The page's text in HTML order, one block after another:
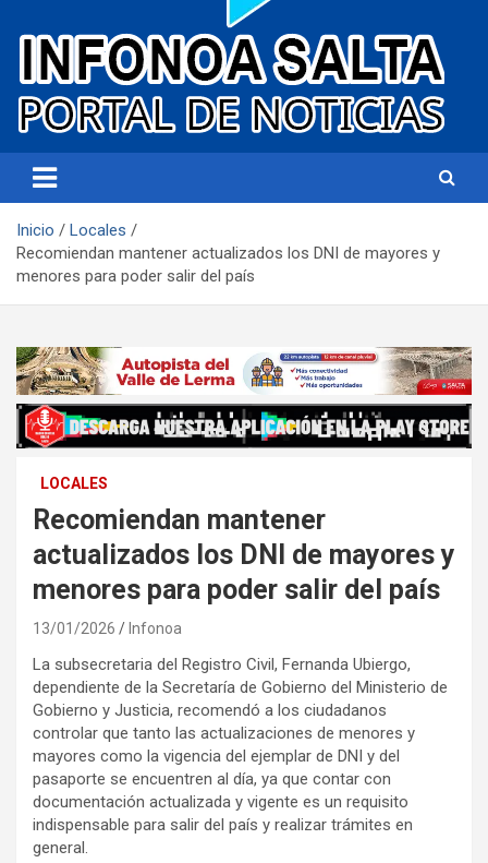
Infonoa Salta
Inicio
Locales
Recomiendan mantener actualizados los DNI de mayores y
menores para poder salir del país
LOCALES
Recomiendan mantener
actualizados los DNI de mayores y
menores para poder salir del país
13/01/2026 Infonoa
La subsecretaria del Registro Civil, Fernanda Ubiergo,
dependiente de la Secretaría de Gobierno del Ministerio de
Gobierno y Justicia, recomendó a los ciudadanos
controlar que tanto las actualizaciones de menores y
mayores como la vigencia del ejemplar de DNI y del
pasaporte se encuentren al día, ya que contar con
documentación actualizada y vigente es un requisito
indispensable para salir del país y realizar trámites en
general.